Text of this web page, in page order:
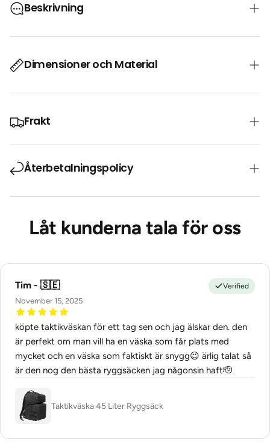
Beskrivning
Tillverkad av slitstarka material som klarar de
tuffaste förhållandena
Vattenavvisande egenskaper
Bekväma axelremmar
Bröst- och midjerem för ryggstöd
att klara tuffa utmaningar och ge dig enastående
funktionalitet i alla situationer.
Ergonomiskt Bärsystem
Vi förstår vikten av komfort, därför är våra taktiska väskor
utrustade med ergonomiskt bärsystem och justerbara
remmar för att säkerställa en bekväm passform, även vid
längre användning.
Dimensioner och Material
50cm x 30cm x 30cm
Frakt
🇸🇪 Fri frakt i Sverige med DHL (tracked 2-4 dagar).
🇳🇴 Norway frakt via DHL 50kr (tracked 5-7 dagar).
Kunder som beställer från länder utanför EU kan behöva
betala importskatt och tullar till kuriren (beroende på ditt
Återbetalningspolicy
Återbetalningspolicy
Låt kunderna tala för oss
Tim - 🇸🇪
November 15, 2025
Verified
köpte taktikväskan för ett tag sen och jag älskar den. den
är perfekt om man vill ha en väska som får plats med
mycket och en väska som faktiskt är snygg😉 ärlig talat så
är den nog den bästa ryggsäcken jag någonsin haft🫡
Taktikväska 45 Liter Ryggsäck